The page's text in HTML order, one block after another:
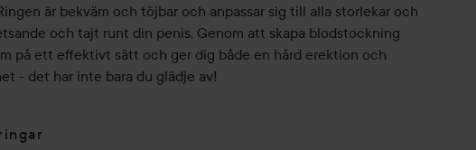
är bekväm och töjbar och anpassar sig till alla storlekar och
och tajt runt din penis. Genom att skapa blodstockning
på ett effektivt sätt och ger dig både en hård erektion och
- det har inte bara du glädje av!